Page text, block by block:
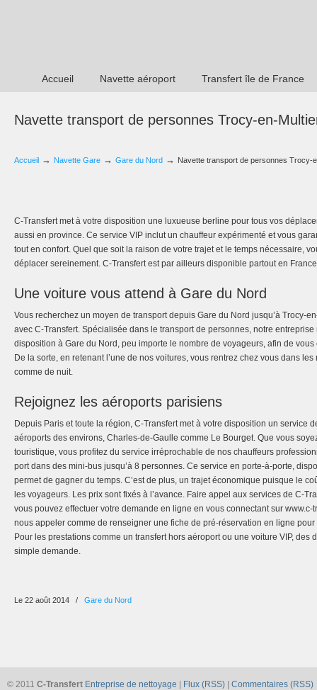
Accueil Navette aéroport Transfert île de France
Navette transport de personnes Trocy-en-
Accueil → Navette Gare → Gare du Nord → Navette transport de personnes Trocy-
C-Transfert met à votre disposition une luxueuse berline pour tous vos
aussi en province. Ce service VIP inclut un chauffeur expérimenté et vous
tout en confort. Quel que soit la raison de votre trajet et le temps nécessaire,
déplacer sereinement. C-Transfert est par ailleurs disponible partout en
Une voiture vous attend à Gare du Nord
Vous recherchez un moyen de transport depuis Gare du Nord jusqu’à Trocy-
avec C-Transfert. Spécialisée dans le transport de personnes, notre
disposition à Gare du Nord, peu importe le nombre de voyageurs, afin de
De la sorte, en retenant l’une de nos voitures, vous rentrez chez vous dans
comme de nuit.
Rejoignez les aéroports parisiens
Depuis Paris et toute la région, C-Transfert met à votre disposition un service
aéroports des environs, Charles-de-Gaulle comme Le Bourget. Que vous
touristique, vous profitez du service irréprochable de nos chauffeurs
port dans des mini-bus jusqu’à 8 personnes. Ce service en porte-à-porte,
permet de gagner du temps. C’est de plus, un trajet économique puisque le
les voyageurs. Les prix sont fixés à l’avance. Faire appel aux services de C-
vous pouvez effectuer votre demande en ligne en vous connectant sur www.c-
nous appeler comme de renseigner une fiche de pré-réservation en ligne
Pour les prestations comme un transfert hors aéroport ou une voiture VIP, des
simple demande.
Le 22 août 2014 / Gare du Nord
© 2011 C-Transfert Entreprise de nettoyage Flux (RSS) Commentaires (RSS)